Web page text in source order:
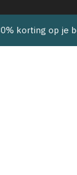
korting op je